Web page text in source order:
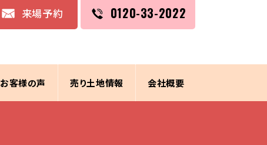
来場予約 0120-33-2022
お客様の声 売り土地情報 会社概要